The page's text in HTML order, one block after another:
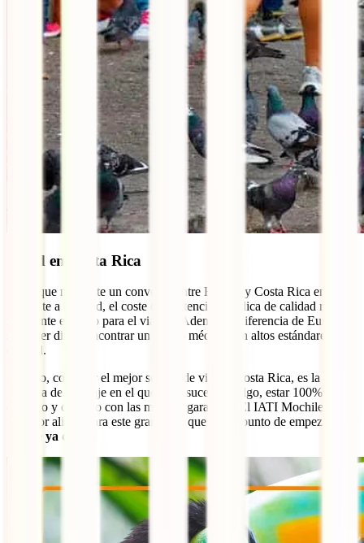
Salud en Costa Rica
Dado que no existe un convenio entre España y Costa Rica en lo
referente a la salud, el coste de la atención médica de calidad resulta
realmente elevado para el viajero. Además, a diferencia de Europa,
suele ser difícil encontrar un centro médico con altos estándares de
calidad.
Por ello, contratar el mejor seguro de viaje a Costa Rica, es la mejor
garantía de un viaje en el que, si te sucediera algo, estar 100%
cubierto y cuidado con las mejores garantías. El IATI Mochilero es
tu mejor aliado para este gran viaje que está a punto de empezar.
Hazte ya con él